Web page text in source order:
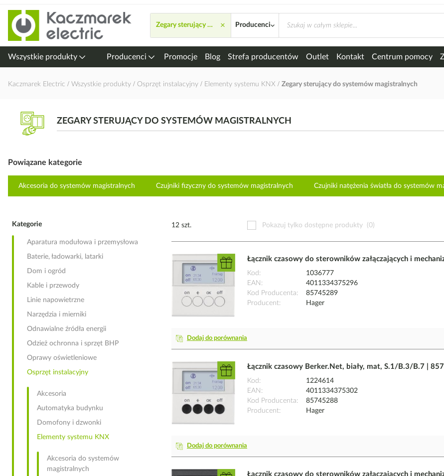
Przejdź
do
treści
Zegary sterujący do systemów magistralnych
× Producenci
Wszystkie produkty Producenci Promocje Blog Strefa producentów Outlet Kontakt Centrum pomocy
Kaczmarek Electric Wszystkie produkty Osprzęt instalacyjny Elementy systemu KNX Zegary sterujący do systemów magistralnych
ZEGARY STERUJĄCY DO SYSTEMÓW MAGISTRALNYCH
Powiązane kategorie
Akcesoria do systemów magistralnych Czujniki fizyczny do systemów magistralnych Czujniki natężenia światła do systemów
12 szt. Pokazuj tylko dostępne produkty (0)
Łącznik czasowy do sterowników załączających i
Kod
1036777
EAN
4011334375296
Kod Producenta
85745289
Producent
Hager
Dodaj do porównania
Łącznik czasowy Berker.Net, biały, mat, S.1/B.3/B.7 |
Kod
1224614
EAN
4011334375302
Kod Producenta
85745288
Producent
Hager
Dodaj do porównania
Łącznik czasowy do sterowników załączających i
Kategorie
Aparatura modułowa i przemysłowa
Baterie, ładowarki, latarki
Dom i ogród
Kable i przewody
Linie napowietrzne
Narzędzia i mierniki
Odnawialne źródła energii
Odzież ochronna i sprzęt BHP
Oprawy oświetleniowe
Osprzęt instalacyjny
Akcesoria
Automatyka budynku
Domofony i dzwonki
Elementy systemu KNX
Akcesoria do systemów
magistralnych